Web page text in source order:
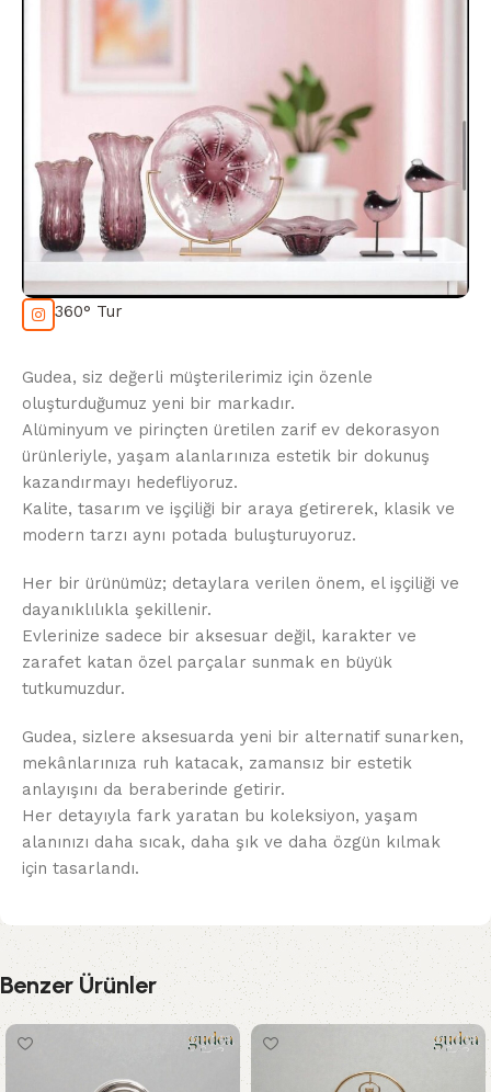
360° Tur
Gudea, siz değerli müşterilerimiz için özenle
oluşturduğumuz yeni bir markadır.
Alüminyum ve pirinçten üretilen zarif ev dekorasyon
ürünleriyle, yaşam alanlarınıza estetik bir dokunuş
kazandırmayı hedefliyoruz.
Kalite, tasarım ve işçiliği bir araya getirerek, klasik ve
modern tarzı aynı potada buluşturuyoruz.
Her bir ürünümüz; detaylara verilen önem, el işçiliği ve
dayanıklılıkla şekillenir.
Evlerinize sadece bir aksesuar değil, karakter ve
zarafet katan özel parçalar sunmak en büyük
tutkumuzdur.
Gudea, sizlere aksesuarda yeni bir alternatif sunarken,
mekânlarınıza ruh katacak, zamansız bir estetik
anlayışını da beraberinde getirir.
Her detayıyla fark yaratan bu koleksiyon, yaşam
alanınızı daha sıcak, daha şık ve daha özgün kılmak
için tasarlandı.
Benzer Ürünler